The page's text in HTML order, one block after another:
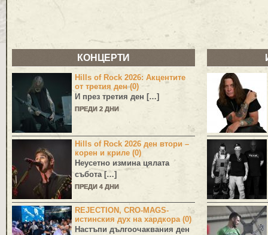
КОНЦЕРТИ
Hills of Rock 2026: Акцентите
от третия ден (0)
И през третия ден […]
ПРЕДИ 2 ДНИ
Hills of Rock 2026 ден втори –
корен и криле (0)
Неусетно измина цялата
събота […]
ПРЕДИ 4 ДНИ
REJECTION, CRO-MAGS-
истинския дух на хардкора (0)
Настъпи дългоочаквания ден